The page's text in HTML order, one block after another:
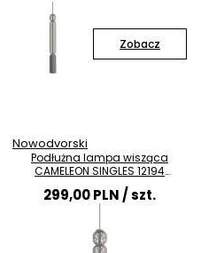
Zobacz
Nowodvorski
Podłużna lampa wisząca
CAMELEON SINGLES 12194
jedwabisty grafit
299,00 PLN/ szt.